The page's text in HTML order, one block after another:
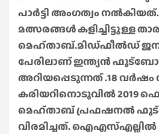
പാർട്ടി അംഗത്വം
മത്സരങ്ങൾ കളിച്ചിട്ടുള്ള
മെഹ്താബ്.മിഡ്ഫീൽഡ്
പേരിലാണ് ഇന്ത്യൻ
അറിയപ്പെടുന്നത് .18 വർഷം
കരിയറിനൊടുവിൽ 2019
മെഹ്താബ് പ്രഫഷനൽ
വിരമിച്ചത്.